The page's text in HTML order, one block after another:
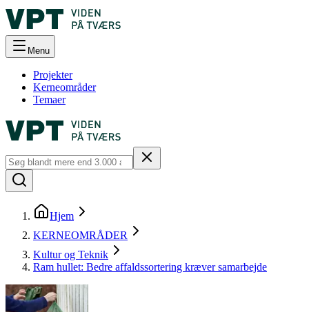
Menu
Projekter
Kerneområder
Temaer
Hjem
KERNEOMRÅDER
Kultur og Teknik
Ram hullet: Bedre affaldssortering kræver samarbejde